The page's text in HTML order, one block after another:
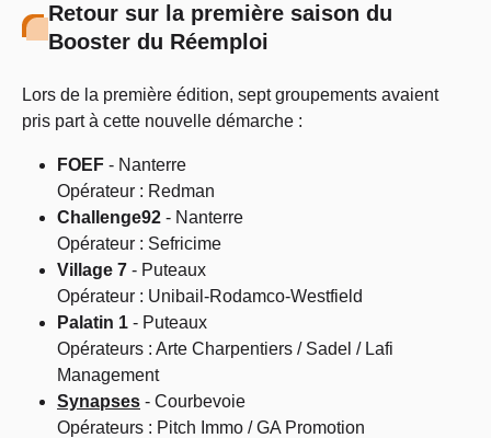
Retour sur la première saison du
Booster du Réemploi
Lors de la première édition, sept groupements avaient
pris part à cette nouvelle démarche :
FOEF - Nanterre
Opérateur : Redman
Challenge92 - Nanterre
Opérateur : Sefricime
Village 7 - Puteaux
Opérateur : Unibail-Rodamco-Westfield
Palatin 1 - Puteaux
Opérateurs : Arte Charpentiers / Sadel / Lafi
Management
Synapses - Courbevoie
Opérateurs : Pitch Immo / GA Promotion